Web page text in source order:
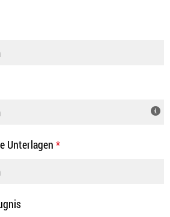
Unterlagen *